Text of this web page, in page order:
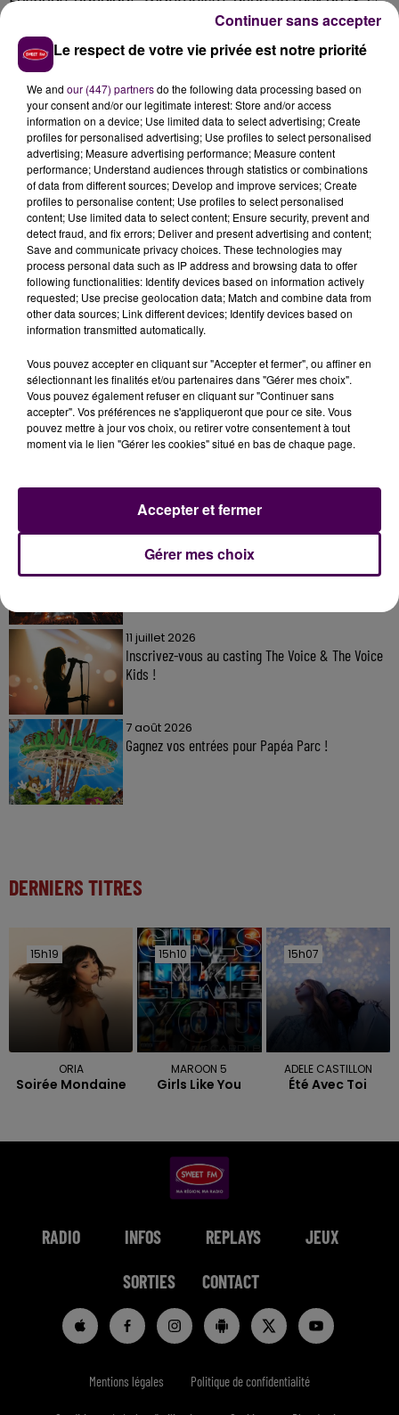
Le tout, sur fond de forte démobilisation puisque le
taux d'abstention atteint 66,32% à Nogent-le-Rotrou.
ELECTIONS RÉGIONALES À NOGENT-LE-ROTROU,
1ER TOUR
François Bonneau (PS) : 45,56% - 1 046 voix
Aleksandar Nikolic (RN) : 18,95% - 435 voix
Marc Fesneau (LREM) : 13,20% - 303 voix
Nicolas Forissier (LR) : 8,41% - 193 voix
Charles Fournier (EELV) : 8,10% - 186 voix
Jérémy Clément (Democratie Ecologique) : 3,70% -
85 voix
Farida Megdoud (LO) : 2,09% - 48 voix
À LA UNE
7 août 2026
Gagnez vos pass pour le V and B Fest' 2026 !
11 juillet 2026
Inscrivez-vous au casting The Voice & The Voice
Kids !
7 août 2026
Gagnez vos entrées pour Papéa Parc !
DERNIERS TITRES
15h19
15h19
ORIA
Soirée Mondaine
15h10
15h10
MAROON 5
Girls Like You
15h07
15h07
ADELE CASTILLON
Été Avec Toi
RADIO INFOS REPLAYS JEUX
SORTIES CONTACT
Mentions légales Politique de confidentialité
Le respect de votre vie privée est notre priorité
We and our (447) partnersdo the following data processing based on
your consent and/or our legitimate interest: Store and/or access
information on a device; Use limited data to select advertising; Create
profiles for personalised advertising; Use profiles to select personalised
advertising; Measure advertising performance; Measure content
performance; Understand audiences through statistics or combinations
of data from different sources; Develop and improve services; Create
profiles to personalise content; Use profiles to select personalised
content; Use limited data to select content; Ensure security, prevent and
detect fraud, and fix errors; Deliver and present advertising and content;
Save and communicate privacy choices. These technologies may
process personal data such as IP address and browsing data to offer
following functionalities: Identify devices based on information actively
requested; Use precise geolocation data; Match and combine data from
other data sources; Link different devices; Identify devices based on
information transmitted automatically.
Vous pouvez accepter en cliquant sur "Accepter et fermer", ou affiner en
sélectionnant les finalités et/ou partenaires dans "Gérer mes choix".
Vous pouvez également refuser en cliquant sur "Continuer sans
accepter". Vos préférences ne s'appliqueront que pour ce site. Vous
pouvez mettre à jour vos choix, ou retirer votre consentement à tout
moment via le lien "Gérer les cookies" situé en bas de chaque page.
Gérer mes choix
Accepter et fermer
Continuer sans accepter